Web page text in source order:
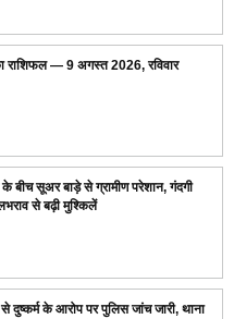
राशिफल — 9 अगस्त 2026, रविवार
बीच सूअर बाड़े से ग्रामीण परेशान, गंदगी
से बढ़ी मुश्किलें
से दुष्कर्म के आरोप पर पुलिस जांच जारी, थाना